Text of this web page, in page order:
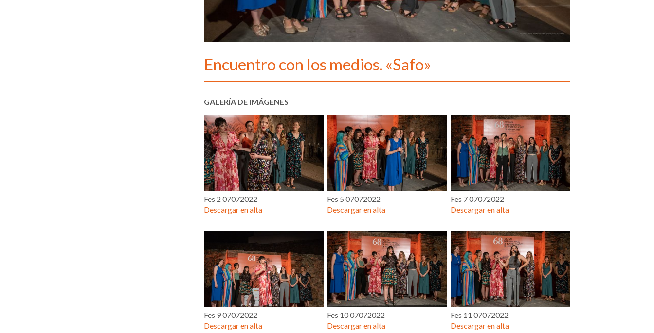
Encuentro con los medios. «Safo»
GALERÍA DE IMÁGENES
Fes 2 07072022
Descargar en alta
Fes 5 07072022
Descargar en alta
Fes 7 07072022
Descargar en alta
Fes 9 07072022
Descargar en alta
Fes 10 07072022
Descargar en alta
Fes 11 07072022
Descargar en alta